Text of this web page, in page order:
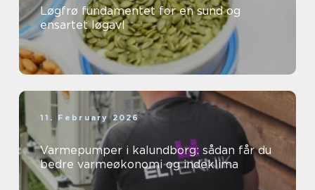
Løgfrø fundamentet for en sund og
ensartet løgavl
11. February 2026
Varmepumper i kalundborg: sådan får du
bedre varmeøkonomi og indeklima